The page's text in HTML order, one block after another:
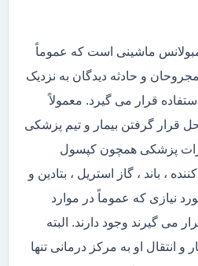
ماشینی است که عموماً
و حادثه دیدگان به نزدیک
قرار می گیرد. معمولاً
قرار گرفتن بیمار و تیم پزشکی
پزشکی همچون کپسول
، باند ، گاز استریل ، بتادین و
نیازی که عموماً در موارد
می گیرند وجود دارند. البته
انتقال او به مرکز درمانی تنها